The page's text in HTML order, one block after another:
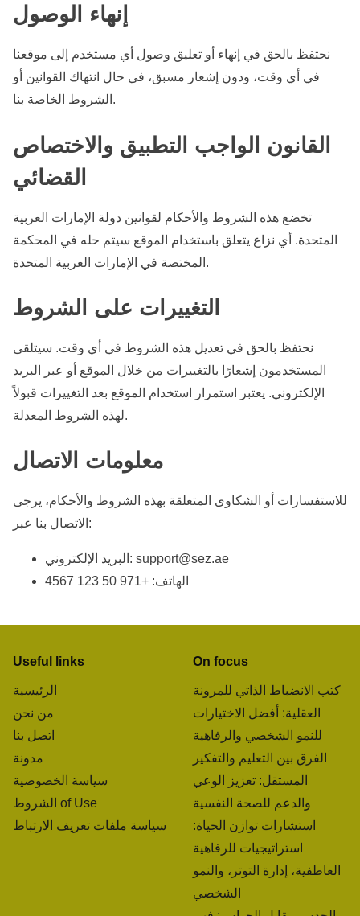
إنهاء الوصول
نحتفظ بالحق في إنهاء أو تعليق وصول أي مستخدم إلى موقعنا
في أي وقت، ودون إشعار مسبق، في حال انتهاك القوانين أو
الشروط الخاصة بنا.
القانون الواجب التطبيق والاختصاص
القضائي
تخضع هذه الشروط والأحكام لقوانين دولة الإمارات العربية
المتحدة. أي نزاع يتعلق باستخدام الموقع سيتم حله في المحكمة
المختصة في الإمارات العربية المتحدة.
التغييرات على الشروط
نحتفظ بالحق في تعديل هذه الشروط في أي وقت. سيتلقى
المستخدمون إشعارًا بالتغييرات من خلال الموقع أو عبر البريد
الإلكتروني. يعتبر استمرار استخدام الموقع بعد التغييرات قبولاً
لهذه الشروط المعدلة.
معلومات الاتصال
للاستفسارات أو الشكاوى المتعلقة بهذه الشروط والأحكام، يرجى
الاتصال بنا عبر:
البريد الإلكتروني: support@sez.ae
الهاتف: +971 50 123 4567
Useful links
الرئيسية
من نحن
اتصل بنا
مدونة
سياسة الخصوصية
الشروط of Use
سياسة ملفات تعريف الارتباط
On focus
كتب الانضباط الذاتي للمرونة
العقلية: أفضل الاختيارات
للنمو الشخصي والرفاهية
الفرق بين التعليم والتفكير
المستقل: تعزيز الوعي
والدعم للصحة النفسية
استشارات توازن الحياة:
استراتيجيات للرفاهية
العاطفية، إدارة التوتر، والنمو
الشخصي